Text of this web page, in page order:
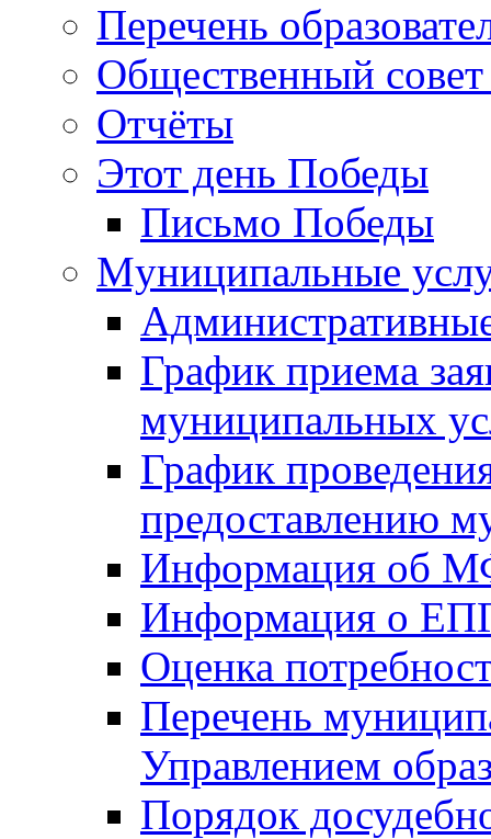
Перечень
Общественный
Отчёты
Этот день Победы
Письмо Победы
Mуниципальные
График приема
муниципальных
График
предоставлению
Информация об
Информация о
Оценка
Перечень
Управлением
Порядок